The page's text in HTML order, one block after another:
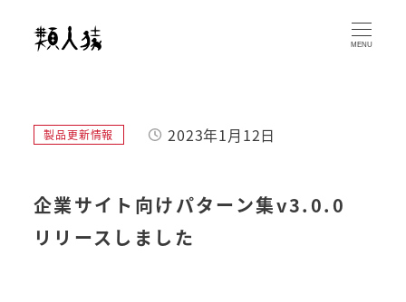
MENU
企業サイト向けパターン集v3.0.0
リリースしました
投稿日2023年1月12日
カテゴリー
製品更新情報